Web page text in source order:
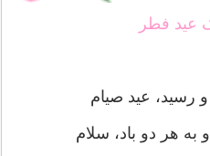
عید فطر
رسید، عید صیام
به هر دو باد، سلام